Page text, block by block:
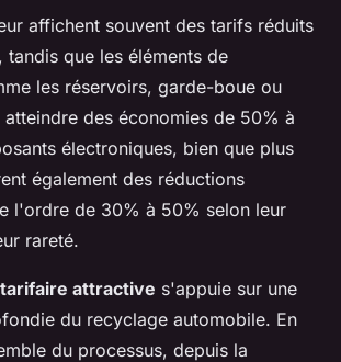
affichent souvent des tarifs réduits
que les éléments de
les réservoirs, garde-boue ou
des économies de 50% à
électroniques, bien que plus
également des réductions
l'ordre de 30% à 50% selon leur
rareté.
attractive s'appuie sur une
du recyclage automobile. En
du processus, depuis la